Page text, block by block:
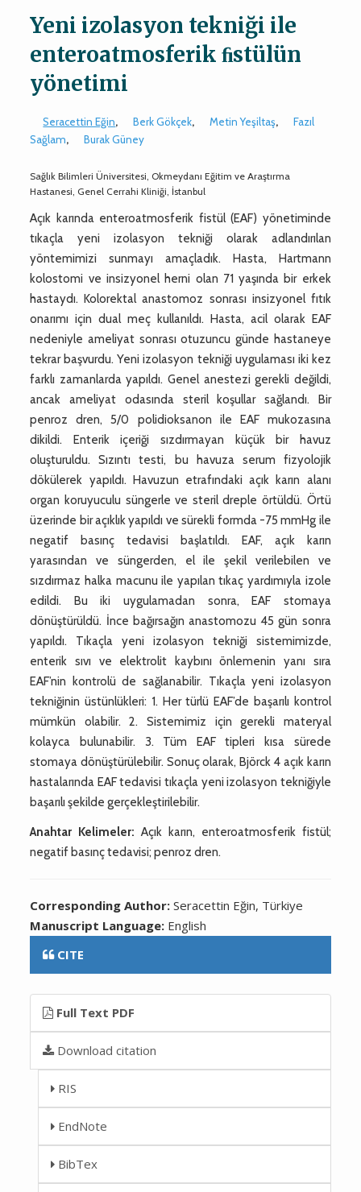
Yeni izolasyon tekniği ile
enteroatmosferik ﬁstülün
yönetimi
Seracettin Eğin, Berk Gökçek, Metin Yeşiltaş,
Fazıl
Sağlam, Burak Güney
Sağlık Bilimleri Üniversitesi, Okmeydanı Eğitim ve Araştırma
Hastanesi, Genel Cerrahi Kliniği, İstanbul
Açık karında enteroatmosferik fistül (EAF) yönetiminde
tıkaçla yeni izolasyon tekniği olarak adlandırılan
yöntemimizi sunmayı amaçladık. Hasta, Hartmann
kolostomi ve insizyonel herni olan 71 yaşında bir erkek
hastaydı. Kolorektal anastomoz sonrası insizyonel fıtık
onarımı için dual meç kullanıldı. Hasta, acil olarak EAF
nedeniyle ameliyat sonrası otuzuncu günde hastaneye
tekrar başvurdu. Yeni izolasyon tekniği uygulaması iki kez
farklı zamanlarda yapıldı. Genel anestezi gerekli değildi,
ancak ameliyat odasında steril koşullar sağlandı. Bir
penroz dren, 5/0 polidioksanon ile EAF mukozasına
dikildi. Enterik içeriği sızdırmayan küçük bir havuz
oluşturuldu. Sızıntı testi, bu havuza serum fizyolojik
dökülerek yapıldı. Havuzun etrafındaki açık karın alanı
organ koruyuculu süngerle ve steril dreple örtüldü. Örtü
üzerinde bir açıklık yapıldı ve sürekli formda -75 mmHg ile
negatif basınç tedavisi başlatıldı. EAF, açık karın
yarasından ve süngerden, el ile şekil verilebilen ve
sızdırmaz halka macunu ile yapılan tıkaç yardımıyla izole
edildi. Bu iki uygulamadan sonra, EAF stomaya
dönüştürüldü. İnce bağırsağın anastomozu 45 gün sonra
yapıldı. Tıkaçla yeni izolasyon tekniği sistemimizde,
enterik sıvı ve elektrolit kaybını önlemenin yanı sıra
EAF’nin kontrolü de sağlanabilir. Tıkaçla yeni izolasyon
tekniğinin üstünlükleri: 1. Her türlü EAF’de başarılı kontrol
mümkün olabilir. 2. Sistemimiz için gerekli materyal
kolayca bulunabilir. 3. Tüm EAF tipleri kısa sürede
stomaya dönüştürülebilir. Sonuç olarak, Björck 4 açık karın
hastalarında EAF tedavisi tıkaçla yeni izolasyon tekniğiyle
başarılı şekilde gerçekleştirilebilir.
Anahtar Kelimeler: Açık karın, enteroatmosferik fistül;
negatif basınç tedavisi; penroz dren.
Corresponding Author:Seracettin Eğin, Türkiye
Manuscript Language: English
CITE
Full Text PDF
Download citation
RIS
EndNote
BibTex